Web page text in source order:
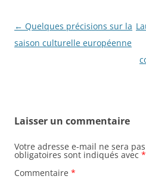
Navigation
des
← Quelques précisions sur la
saison culturelle européenne
Laisser un commentaire
Votre adresse e-mail ne sera
obligatoires sont indiqués avec *
Commentaire *